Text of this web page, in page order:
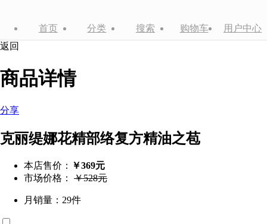
首页 分类 搜索 购物车
用户中心
返回
商品详情
分享
克丽缇娜花精部络复方精油之苞
本店售价： ￥369元
市场价格： ￥528元
月销量：29件